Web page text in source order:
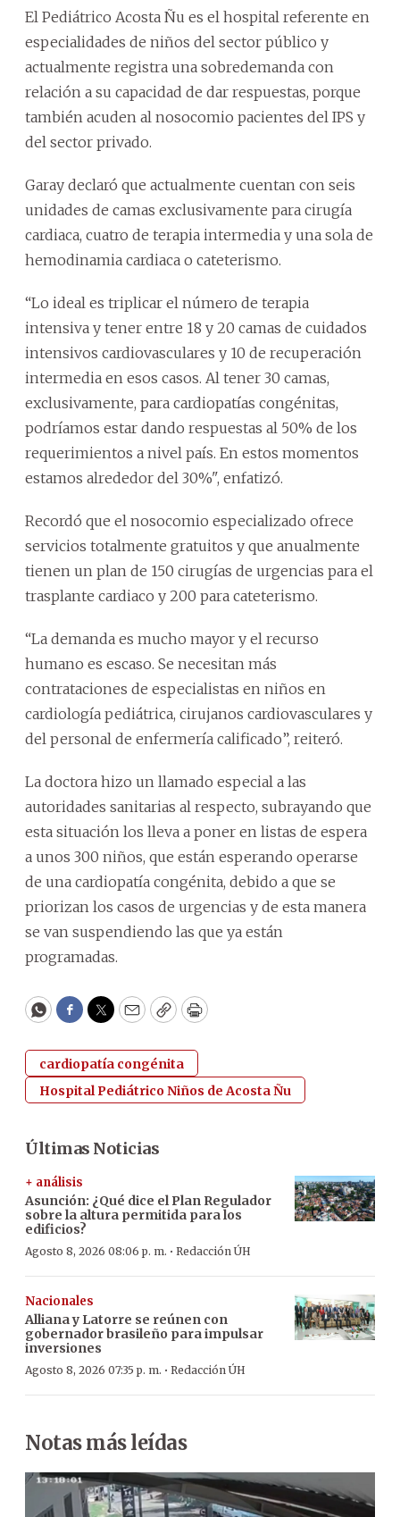
El Pediátrico Acosta Ñu es el hospital referente en
especialidades de niños del sector público y
actualmente registra una sobredemanda con
relación a su capacidad de dar respuestas, porque
también acuden al nosocomio pacientes del IPS y
del sector privado.
Garay declaró que actualmente cuentan con seis
unidades de camas exclusivamente para cirugía
cardiaca, cuatro de terapia intermedia y una sola de
hemodinamia cardiaca o cateterismo.
“Lo ideal es triplicar el número de terapia
intensiva y tener entre 18 y 20 camas de cuidados
intensivos cardiovasculares y 10 de recuperación
intermedia en esos casos. Al tener 30 camas,
exclusivamente, para cardiopatías congénitas,
podríamos estar dando respuestas al 50% de los
requerimientos a nivel país. En estos momentos
estamos alrededor del 30%", enfatizó.
Recordó que el nosocomio especializado ofrece
servicios totalmente gratuitos y que anualmente
tienen un plan de 150 cirugías de urgencias para el
trasplante cardiaco y 200 para cateterismo.
“La demanda es mucho mayor y el recurso
humano es escaso. Se necesitan más
contrataciones de especialistas en niños en
cardiología pediátrica, cirujanos cardiovasculares y
del personal de enfermería calificado”, reiteró.
La doctora hizo un llamado especial a las
autoridades sanitarias al respecto, subrayando que
esta situación los lleva a poner en listas de espera
a unos 300 niños, que están esperando operarse
de una cardiopatía congénita, debido a que se
priorizan los casos de urgencias y de esta manera
se van suspendiendo las que ya están
programadas.
WhatsApp
Facebook
Twitter
EmailCopyPrint
cardiopatía congénita
Hospital Pediátrico Niños de Acosta Ñu
Últimas Noticias
+ análisis
Asunción: ¿Qué dice el Plan Regulador
sobre la altura permitida para los
edificios?
Agosto 8, 2026 08:06 p. m. · Redacción ÚH
Nacionales
Alliana y Latorre se reúnen con
gobernador brasileño para impulsar
inversiones
Agosto 8, 2026 07:35 p. m. · Redacción ÚH
Notas más leídas